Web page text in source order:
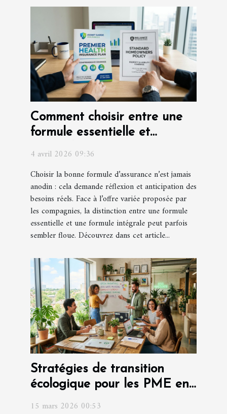
Comment choisir entre une
formule essentielle et
intégrale pour votre
4 avril 2026 09:36
Choisir la bonne formule d’assurance n’est jamais
anodin : cela demande réflexion et anticipation des
besoins réels. Face à l’offre variée proposée par
les compagnies, la distinction entre une formule
essentielle et une formule intégrale peut parfois
sembler floue. Découvrez dans cet article...
Stratégies de transition
écologique pour les PME en
15 mars 2026 00:53